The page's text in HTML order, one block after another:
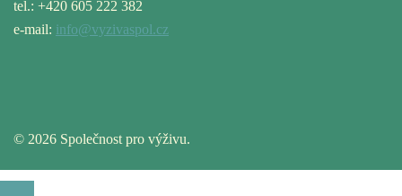
tel.: +420 605 222 382
e-mail: info@vyzivaspol.cz
© 2026 Společnost pro výživu.